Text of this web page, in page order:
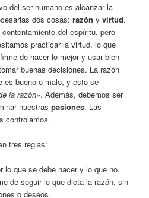
del ser humano es alcanzar la
dos cosas:razón yvirtud.
del espíritu, pero
practicar la virtud, lo que
de hacer lo mejor y usar bien
buenas decisiones. La razón
es bueno o malo, y esto se
la razón». Además, debemos ser
nuestraspasiones. Las
controlamos.
tres reglas:
lo que se debe hacer y lo que no.
de seguir lo que dicta la razón, sin
o deseos.